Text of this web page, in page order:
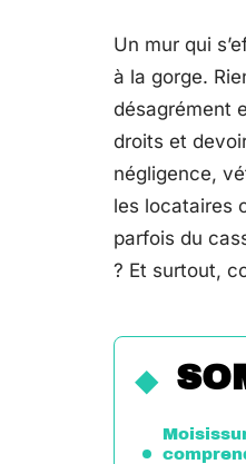
Un mur qui
à la gorge.
désagrément
droits et
négligence,
les locataires
parfois du
? Et surtout,